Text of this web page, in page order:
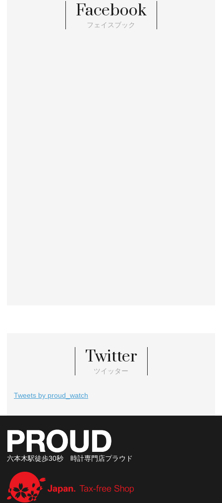
Facebook
フェイスブック
Twitter
ツイッター
Tweets by proud_watch
六本木駅徒歩30秒 時計専門店プラウド